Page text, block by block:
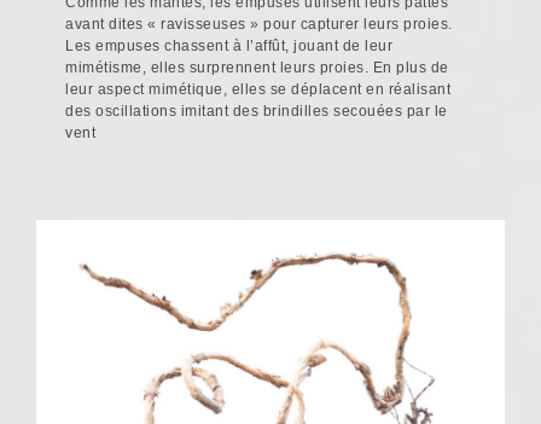
avant dites « ravisseuses » pour capturer leurs proies.
Les empuses chassent à l’affût, jouant de leur
mimétisme, elles surprennent leurs proies. En plus de
leur aspect mimétique, elles se déplacent en réalisant
des oscillations imitant des brindilles secouées par le
vent